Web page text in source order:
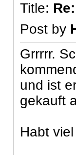
Title:
Post by
Grrrrr.
und ist
gekauft
Habt